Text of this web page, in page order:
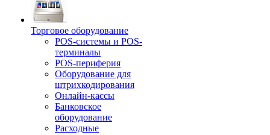
Торговое оборудование
POS-системы и POS-
терминалы
POS-периферия
Оборудование для
штрихкодирования
Онлайн-кассы
Банковское
оборудование
Расходные